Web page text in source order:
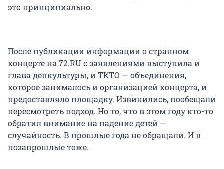
это принципиально.
После публикации информации о странном
концерте на 72.RU с заявлениями выступила и
глава депкультуры, и ТКТО — объединения,
которое занималось и организацией концерта, и
предоставляло площадку. Извинились, пообещали
пересмотреть подход. Но то, что в этом году кто-то
обратил внимание на падение детей —
случайность. В прошлые года не обращали. И в
позапрошлые тоже.